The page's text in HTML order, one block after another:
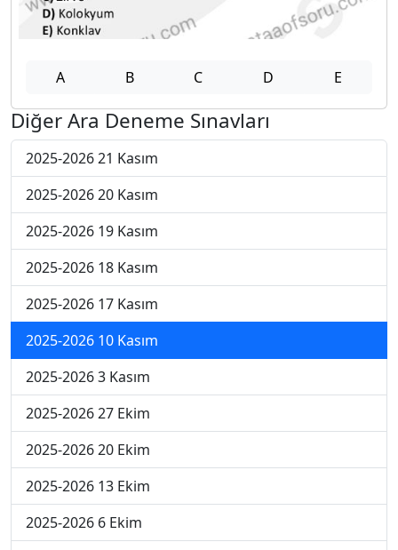
A B C D E
Diğer Ara Deneme Sınavları
2025-2026 21 Kasım
2025-2026 20 Kasım
2025-2026 19 Kasım
2025-2026 18 Kasım
2025-2026 17 Kasım
2025-2026 10 Kasım
2025-2026 3 Kasım
2025-2026 27 Ekim
2025-2026 20 Ekim
2025-2026 13 Ekim
2025-2026 6 Ekim